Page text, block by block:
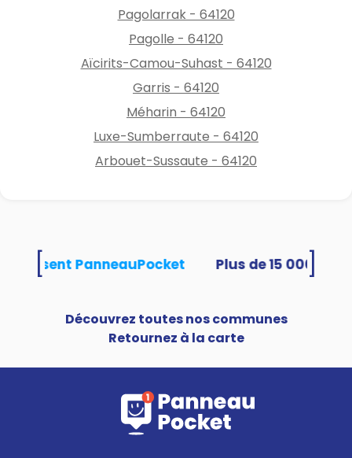
Pagolarrak - 64120
Pagolle - 64120
Aïcirits-Camou-Suhast - 64120
Garris - 64120
Méharin - 64120
Luxe-Sumberraute - 64120
Arbouet-Sussaute - 64120
utilisent PanneauPocket
Découvrez toutes nos communes
Retournez à la carte